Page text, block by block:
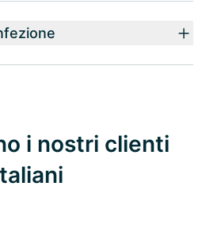
i nostri clienti